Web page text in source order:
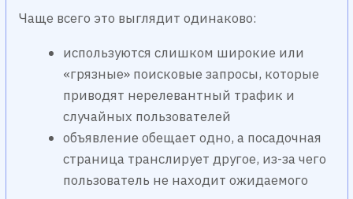
Поэтому попытки снизить CPL через точечные
“подкрутить стратегию” почти всегда дают
временный эффект. Реальное снижение
стоимости заявки происходит только тогда,
когда вы начинаете выравнивать всю воронку -
от поискового запроса до заявки и продажи.